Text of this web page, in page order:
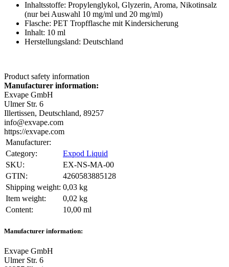
Inhaltsstoffe: Propylenglykol, Glyzerin, Aroma, Nikotinsalz
(nur bei Auswahl 10 mg/ml und 20 mg/ml)
Flasche: PET Tropfflasche mit Kindersicherung
Inhalt: 10 ml
Herstellungsland: Deutschland
Product safety information
Manufacturer information:
Exvape GmbH
Ulmer Str. 6
Illertissen, Deutschland, 89257
info@exvape.com
https://exvape.com
Manufacturer:
Category:
Expod Liquid
SKU:
EX-NS-MA-00
GTIN:
4260583885128
Shipping weight‍: 0,03 kg
Item weight‍:
0,02 kg
Content‍:
10,00 ml
Manufacturer information:
Exvape GmbH
Ulmer Str. 6